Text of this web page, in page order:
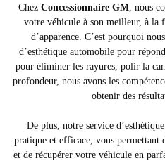
Chez Concessionnaire GM, nous
votre véhicule à son meilleur, à la
d’apparence. C’est pourquoi
d’esthétique automobile pour
pour éliminer les rayures, polir la
profondeur, nous avons les
obtenir des
De plus, notre service
pratique et efficace, vous permettant
et de récupérer votre véhicule en